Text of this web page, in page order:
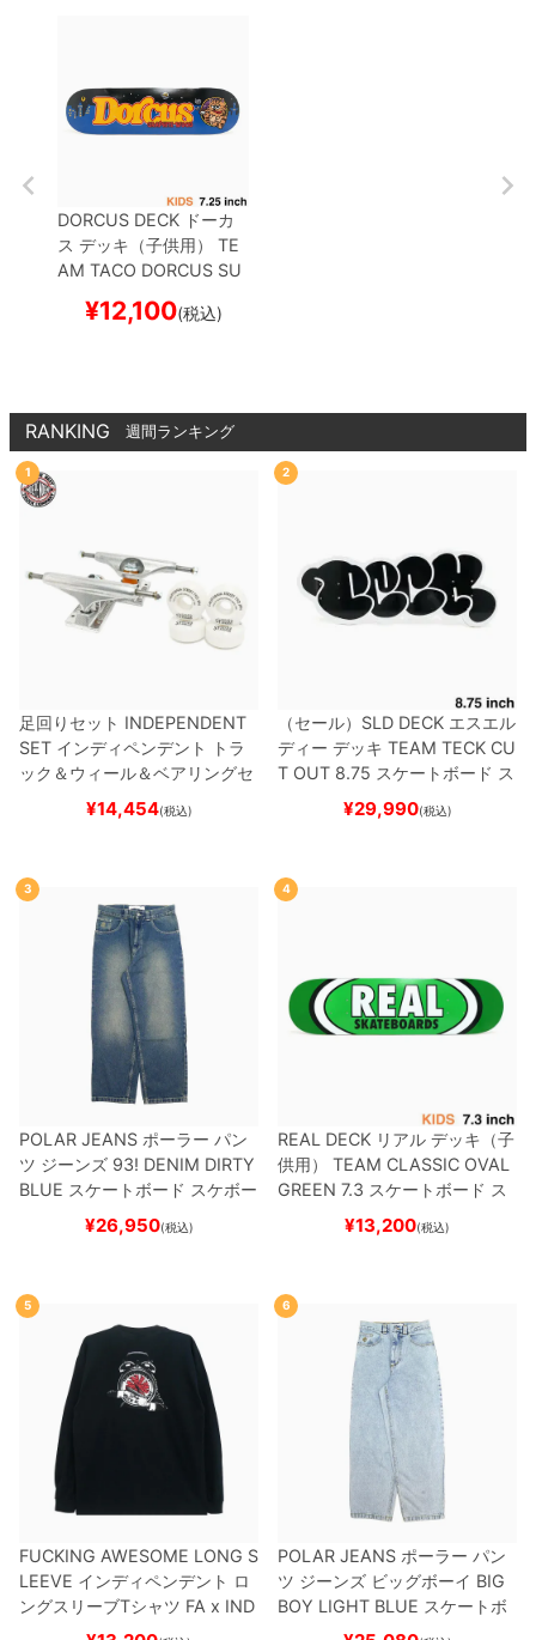
DORCUS DECK ドーカ
ス デッキ（子供用）
TE
AM TACO DORCUS SU
スケートボード スケボー
¥12,100(税込)
RANKING 週間ランキング
1
足回りセット INDEPENDENT
SET インディペンデント
トラ
ック＆ウィール＆ベアリングセ
（トリック用）
ード スケボー
¥14,454(税込)
2
（セール） SLD DECK エスエル
ディー デッキ TEAM TECK CU
T OUT 8.75 スケートボード ス
¥29,990(税込)
3
POLAR JEANS ポーラー パン
ツ ジーンズ 93! DENIM DIRTY
BLUE スケートボード スケボー
¥26,950(税込)
4
REAL DECK リアル デッキ（子
供用）
TEAM CLASSIC OVAL
GREEN 7.3 スケートボード ス
¥13,200(税込)
5
FUCKING AWESOME LONG S
LEEVE インディペンデント ロ
ングスリーブTシャツ FA x IND
EPENDENTHOSTAGE
6
POLAR JEANS ポーラー パン
ツ ジーンズ ビッグボーイ BIG
BOY LIGHT BLUE スケートボ
ード スケボー